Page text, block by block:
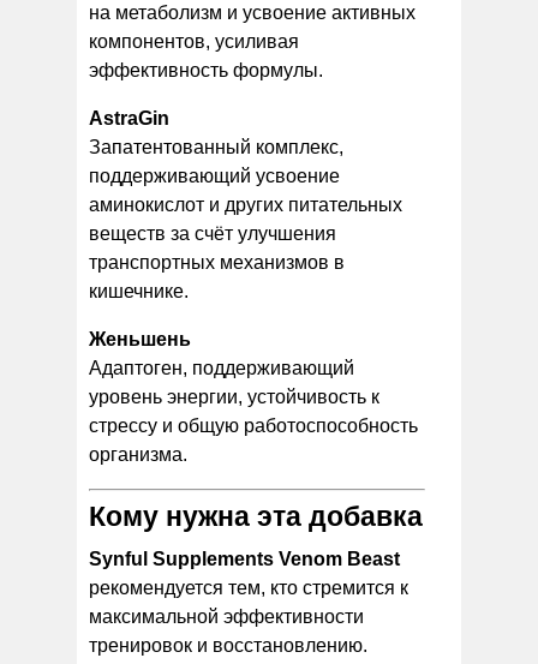
на метаболизм и усвоение активных
компонентов, усиливая
эффективность формулы.
AstraGin
Запатентованный комплекс,
поддерживающий усвоение
аминокислот и других питательных
веществ за счёт улучшения
транспортных механизмов в
кишечнике.
Женьшень
Адаптоген, поддерживающий
уровень энергии, устойчивость к
стрессу и общую работоспособность
организма.
Кому нужна эта добавка
Synful Supplements Venom Beast
рекомендуется тем, кто стремится к
максимальной эффективности
тренировок и восстановлению.